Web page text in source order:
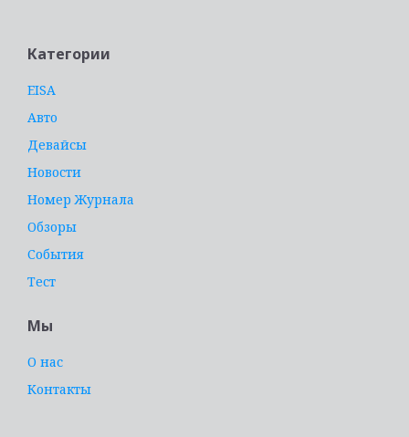
Категории
EISA
Авто
Девайсы
Новости
Номер Журнала
Обзоры
События
Тест
Мы
О нас
Контакты